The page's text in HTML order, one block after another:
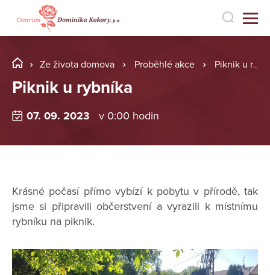
Ze života domova Proběhlé akce Piknik u rybníka
Piknik u rybníka
07. 09. 2023 v 0:00 hodin
Krásné počasí přímo vybízí k pobytu v přírodě, tak
jsme si připravili občerstvení a vyrazili k místnímu
rybníku na piknik.